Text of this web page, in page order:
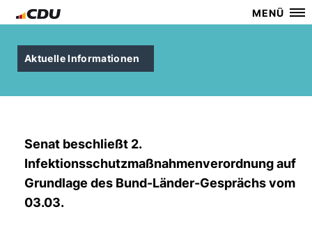
MENÜ
Aktuelle Informationen
Senat beschließt 2.
Infektionsschutzmaßnahmenverordnung auf
Grundlage des Bund-Länder-Gesprächs vom
03.03.